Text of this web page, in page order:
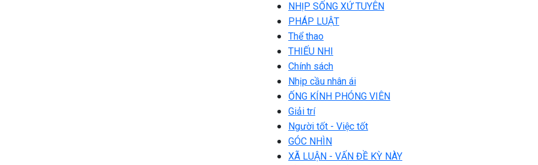
NHỊP SỐNG XỨ TUYÊN
PHÁP LUẬT
Thể thao
THIẾU NHI
Chính sách
Nhịp cầu nhân ái
ỐNG KÍNH PHÓNG VIÊN
Giải trí
Người tốt - Việc tốt
GÓC NHÌN
XÃ LUẬN - VẤN ĐỀ KỲ NÀY